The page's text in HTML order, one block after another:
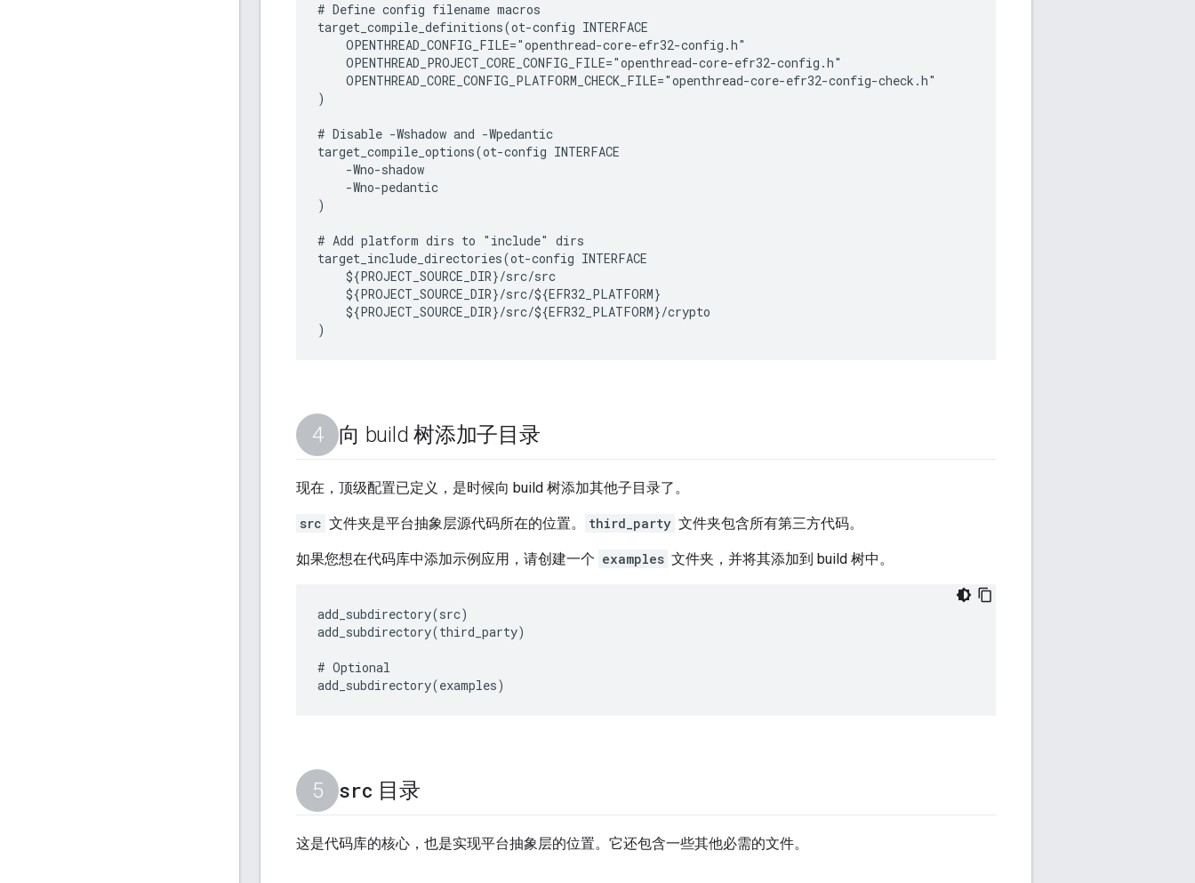
# Define config filename macros
target_compile_definitions(ot-config INTERFACE
    OPENTHREAD_CONFIG_FILE="openthread-core-efr32-config.h"
    OPENTHREAD_PROJECT_CORE_CONFIG_FILE="openthread-core-efr32-config.h"
    OPENTHREAD_CORE_CONFIG_PLATFORM_CHECK_FILE="openthread-core-efr32-config-check.h"
)
# Disable -Wshadow and -Wpedantic
target_compile_options(ot-config INTERFACE
    -Wno-shadow
    -Wno-pedantic
)
# Add platform dirs to "include" dirs
target_include_directories(ot-config INTERFACE
    ${PROJECT_SOURCE_DIR}/src/src
    ${PROJECT_SOURCE_DIR}/src/${EFR32_PLATFORM}
    ${PROJECT_SOURCE_DIR}/src/${EFR32_PLATFORM}/crypto
向 build 树添加子目录
现在，顶级配置已定义，是时候向 build 树添加其他子目录了。
src 文件夹是平台抽象层源代码所在的位置。 third_party 文件夹包含所有第三方代码。
如果您想在代码库中添加示例应用，请创建一个 examples 文件夹，并将其添加到 build 树中。
add_subdirectory(src)
add_subdirectory(third_party)
# Optional
src 目录
这是代码库的核心，也是实现平台抽象层的位置。它还包含一些其他必需的文件。